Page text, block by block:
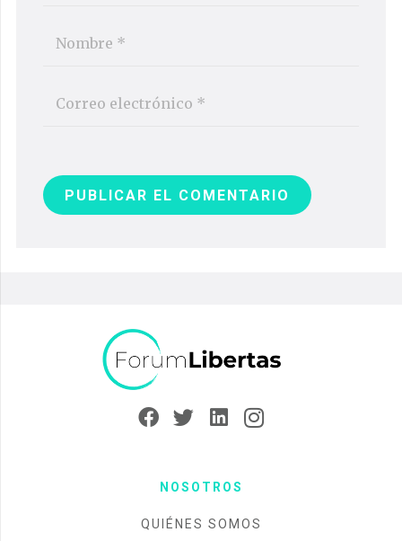
PUBLICAR EL COMENTARIO
NOSOTROS
QUIÉNES SOMOS